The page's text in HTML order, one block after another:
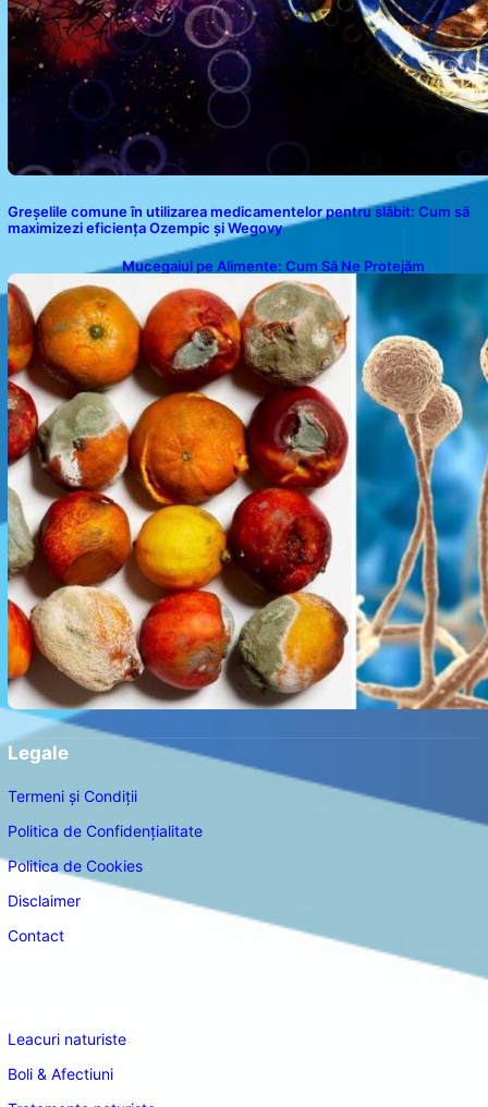
Greșelile comune în utilizarea medicamentelor pentru slăbit: Cum să
maximizezi eficiența Ozempic și Wegovy
Mucegaiul pe Alimente: Cum Să Ne Protejăm
Legale
Termeni și Condiții
Politica de Confidențialitate
Politica de Cookies
Disclaimer
Contact
Leacuri naturiste
Boli & Afectiuni